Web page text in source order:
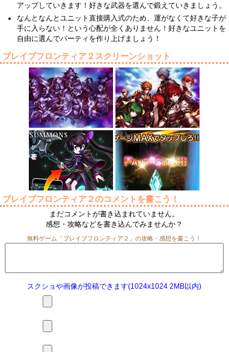
アップしていきます！好きな武器を選んで鍛えていきましょう。
なんとなんとユニット直接購入式のため、運がなくて好きな子が
手に入らない！という心配が全くありません！好きなユニットを
自由に選んでパーティを作り上げましょう！
ブレイブフロンティア２スクリーンショット
ブレイブフロンティア２のコメントを書こう！
まだコメントが書き込まれていません。
感想・攻略などを書き込んでみませんか？
無料ゲーム「ブレイブフロンティア２」の攻略・感想を書こう！
スクショや画像が投稿できます(1024x1024 2MB以内)